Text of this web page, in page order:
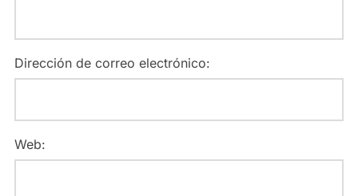
Dirección de correo electrónico:
Web: